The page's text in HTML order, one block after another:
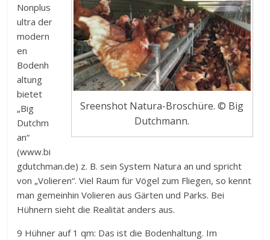
Sreenshot Natura-Broschüre. © Big
Dutchmann.
Nonplus
ultra der
modern
en
Bodenh
altung
bietet
„Big
Dutchm
an“
(www.bi
gdutchman.de) z. B. sein System Natura an und spricht
von „Volieren“. Viel Raum für Vögel zum Fliegen, so kennt
man gemeinhin Volieren aus Gärten und Parks. Bei
Hühnern sieht die Realität anders aus.
9 Hühner auf 1 qm: Das ist die Bodenhaltung. Im